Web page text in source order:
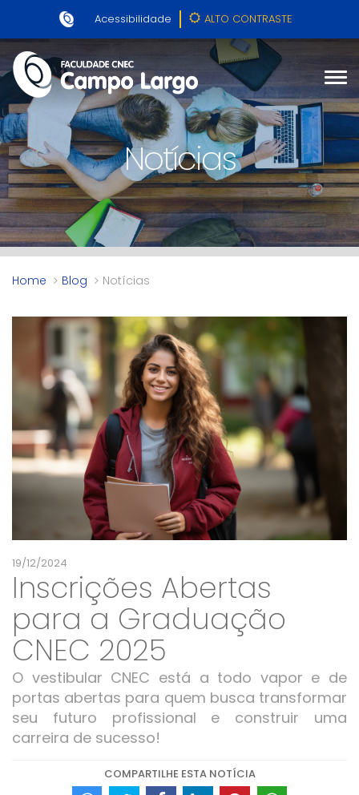
Acessibilidade ALTO CONTRASTE
Notícias
Home Blog Notícias
19/12/2024
Inscrições Abertas
para a Graduação
CNEC 2025
O vestibular CNEC está a todo vapor e de
portas abertas para quem busca transformar
seu futuro profissional e construir uma
carreira de sucesso!
COMPARTILHE ESTA NOTÍCIA